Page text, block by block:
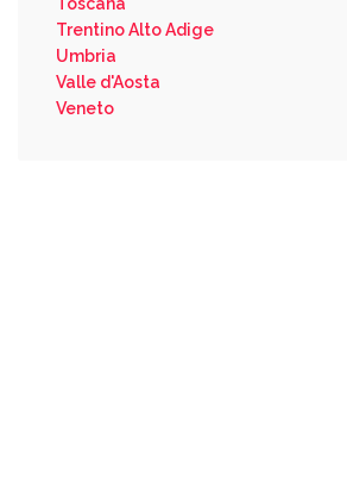
Toscana
Trentino Alto Adige
Umbria
Valle d'Aosta
Veneto